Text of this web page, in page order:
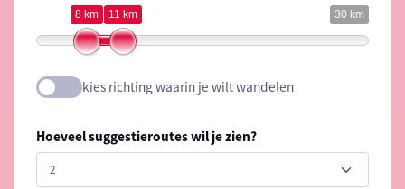
30 km
8 km 11 km
kies richting waarin je wilt wandelen
Hoeveel suggestieroutes wil je zien?